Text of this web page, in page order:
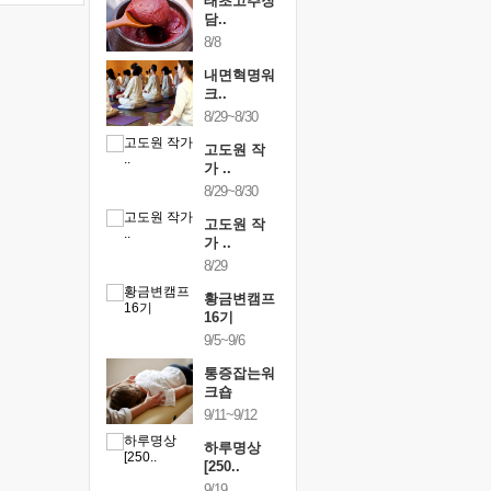
담..
8/8
내면혁명워
크..
8/29~8/30
고도원 작
가 ..
8/29~8/30
고도원 작
가 ..
8/29
황금변캠프
16기
9/5~9/6
통증잡는워
크숍
9/11~9/12
하루명상
[250..